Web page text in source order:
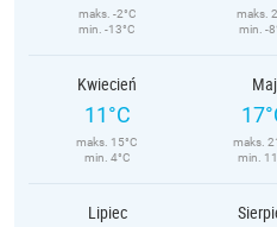
maks. -2°C
min. -13°C
maks.
min. -
Kwiecień
11°C
maks. 15°C
min. 4°C
Maj
maks.
min.
Lipiec